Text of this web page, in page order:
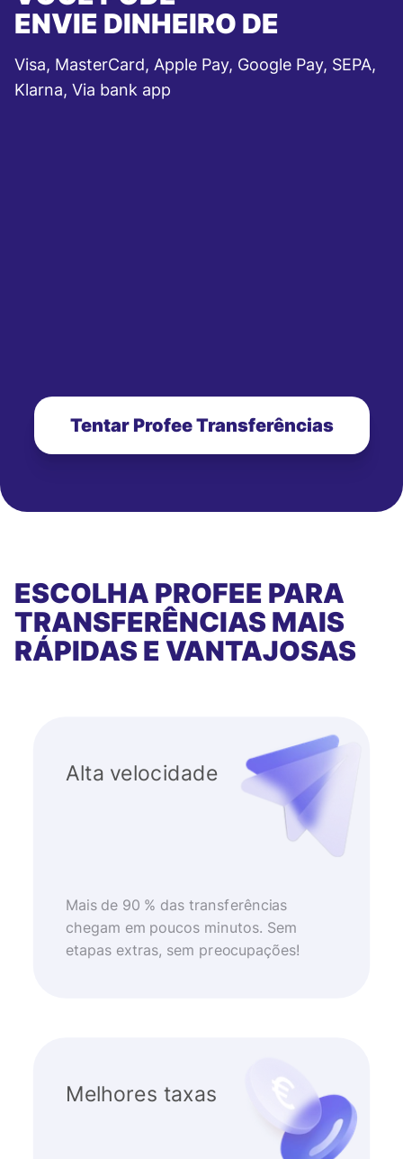
ENVIE DINHEIRO DE
Visa, MasterCard, Apple Pay, Google Pay, SEPA,
Klarna, Via bank app
Tentar Profee Transferências
ESCOLHA PROFEE PARA
TRANSFERÊNCIAS MAIS
RÁPIDAS E VANTAJOSAS
Alta velocidade
Mais de 90 % das transferências
chegam em poucos minutos. Sem
etapas extras, sem preocupações!
Melhores taxas